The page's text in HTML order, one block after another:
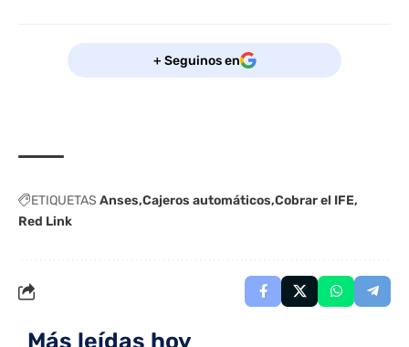
+ Seguinos en
ETIQUETAS Anses Cajeros automáticos Cobrar el IFE
Red Link
Más leídas hoy